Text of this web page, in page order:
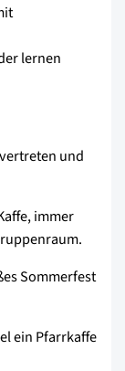
lernen
und
immer
Sommerfest
ein Pfarrkaffe